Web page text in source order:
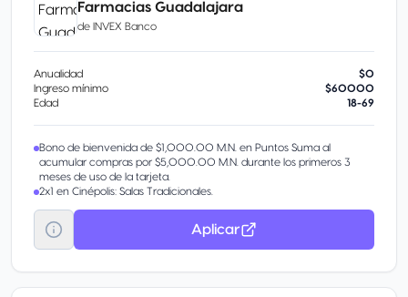
Farmacias Guadalajara
de INVEX Banco
Anualidad
$0
Ingreso mínimo
$60000
Edad
18-69
Bono de bienvenida de $1,000.00 M.N. en Puntos Suma al
acumular compras por $5,000.00 M.N. durante los primeros 3
meses de uso de la tarjeta.
2x1 en Cinépolis: Salas Tradicionales.
Aplicar